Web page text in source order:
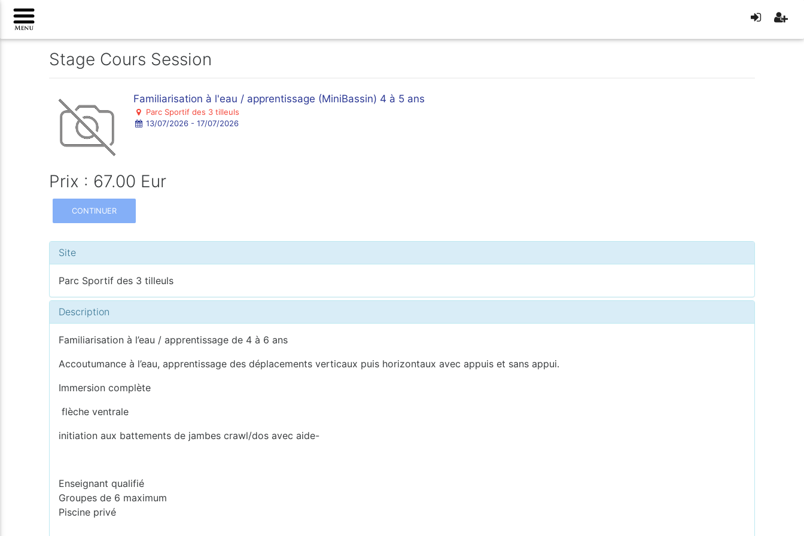
Stage Cours Session
Familiarisation à l'eau / apprentissage (MiniBassin) 4 à 5 ans
Parc Sportif des 3 tilleuls
13/07/2026 - 17/07/2026
Prix : 67.00 Eur
CONTINUER
Site
Parc Sportif des 3 tilleuls
Description
Familiarisation à l’eau / apprentissage de 4 à 6 ans
Accoutumance à l’eau, apprentissage des déplacements verticaux puis horizontaux avec appuis et sans appui.
Immersion complète
flèche ventrale
initiation aux battements de jambes crawl/dos avec aide-
Enseignant qualifié
Groupes de 6 maximum
Piscine privé